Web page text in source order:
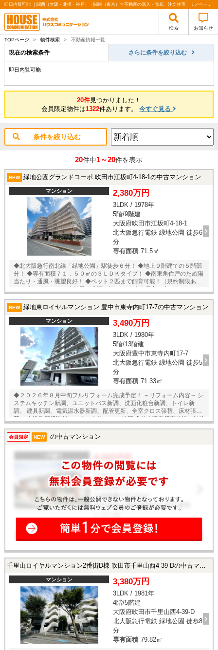
即日内覧可能 ｜関西（大阪・北摂・神戸）・関東（東京）で不動産の購入・売却、注文住宅、リノベーションの事なら株式会社ハウスコミュニケーション
検索 お知らせ
TOPページ > 物件検索 > 不動産情報一覧
現在の検索条件 さらに条件を絞り込む
即日内覧可能
20件見つかりました！
会員限定物件は1322件あります。今すぐ見る
条件を絞り込む
20件中1～20件を表示
NEW 緑地公園グランドコーポ 吹田市江坂町4-18-1の中古マンション
マンション 2,380万円
3LDK / 1978年
5階/9階建
大阪府吹田市江坂町4-18-1
北大阪急行電鉄 緑地公園 徒歩6
分
専有面積 71.5㎡
◆北大阪急行南北線「緑地公園」駅徒歩６分！ ◆地上９階建ての５階部
分！ ◆専有面積７１．５０㎡の３ＬＤＫタイプ！ ◆南東角住戸のため陽
当たり・通風・眺望良好！ ◆ペット２匹まで飼育可能！（規約制限あ
り） ◆キッチンには食洗器・背面に棚あり！ ◆全居室に窓あり！エアコ
★ 当店までお電話いただくか、もしくは24時間対応可能「内覧予約・お
問い合わせ」フォームよりお問い合わせ下さい！
NEW 緑地東ロイヤルマンション 豊中市東寺内町17-7の中古マンション
マンション 3,490万円
3LDK / 1980年
5階/13階建
大阪府豊中市東寺内町17-7
北大阪急行電鉄 緑地公園 徒歩5
分
専有面積 71.33㎡
◆２０２６年８月中旬フルリフォーム完成予定！ ～リフォーム内容～ シ
ステムキッチン新調、ユニットバス新調、洗面化粧台新調、トイレ新
調、 建具新調、電気温水器新調、配管更新、全室クロス張替、床材張
替、 食洗器新規取付、ハウスクリーニング 等 ◆北大阪急行南北線「緑地
７１．３３㎡の３ＬＤＫ＋ＷＩＣタイプ！ ◆南向き・両面バルコニーに
つき陽当たり・通風良好！ ◆全居室に収納スペースあり！ ◆アフターサ
ービス保証付き！ ★内覧予約受付中！★ 当店までお電話いただくか、も
しくは24時間対応可能「内覧予約・お問い合わせ」フォームよりお問い
会員限定 NEW の中古マンション
マンション 3,380万円
3LDK / 1981年
4階/5階建
大阪府吹田市千里山西4-39-D
北大阪急行電鉄 緑地公園 徒歩8
分
専有面積 79.82㎡